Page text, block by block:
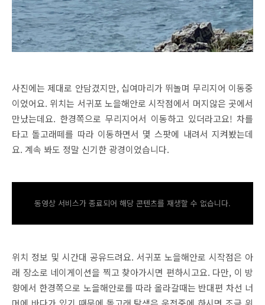
사진에는 제대로 안담겼지만, 십여마리가 뛰놀며 무리지어 이동중
이었어요. 위치는 서귀포 노을해안로 시작점에서 머지않은 곳에서
만났는데요. 한경쪽으로 무리지어서 이동하고 있더라고요! 차를
타고 돌고래떼를 따라 이동하면서 몇 스팟에 내려서 지켜봤는데
요. 계속 봐도 정말 신기한 광경이었습니다.
동영상 서비스가 종료되어 해당 콘텐츠를 재생할 수 없습니다.
위치 정보 및 시간대 공유드려요. 서귀포 노을해안로 시작점은 아
래 장소로 네이게이션을 찍고 찾아가시면 편하시고요. 다만, 이 방
향에서 한경쪽으로 노을해안로를 따라 올라갈때는 반대편 차선 너